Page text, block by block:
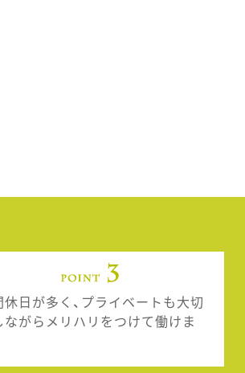
休日が多く、プライベートも大切
ながらメリハリをつけて働けま